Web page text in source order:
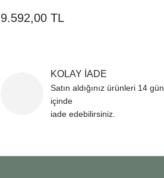
9.592,00 TL
KOLAY İADE
Satın aldığınız ürünleri 14 gün
içinde
iade edebilirsiniz.